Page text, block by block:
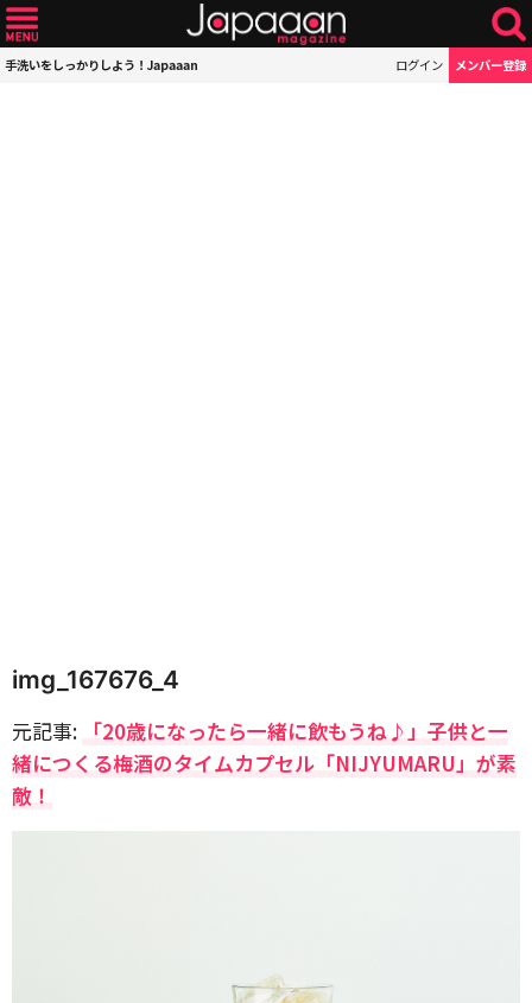
手洗いをしっかりしよう！Japaaan ログイン メンバー登録
img_167676_4
元記事: 「20歳になったら一緒に飲もうね♪」子供と一
緒につくる梅酒のタイムカプセル「NIJYUMARU」が素
敵！